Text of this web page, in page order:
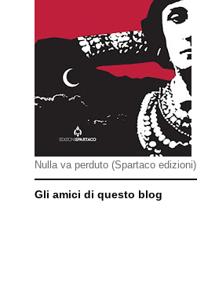
Nulla va perduto (Spartaco edizioni)
Gli amici di questo blog